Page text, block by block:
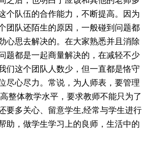
个队伍的合作能力，不断提高。因为
团队还陌生的原因，一般碰到问题都
心思去解决的。在大家熟悉并且消除
题都是一起商量解决的，在减轻不少
们这个团队人数少，但一直都是恪守
尽心尽力。常说，为人师表，要管理
整体教学水平，要求教师不能只为了
要多关心、留意学生,经常与学生进行
助，做学生学习上的良师，生活中的